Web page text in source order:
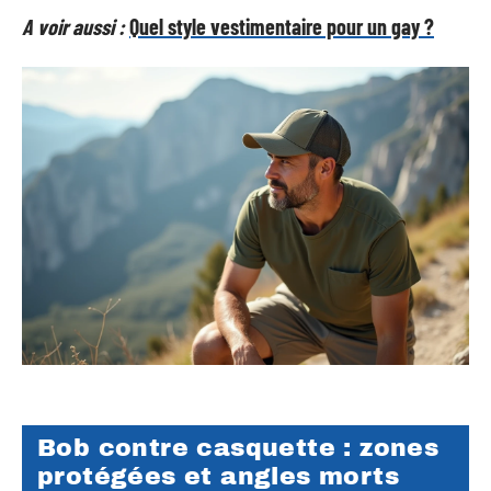
A voir aussi :Quel style vestimentaire pour un gay ?
Bob contre casquette : zones
protégées et angles morts